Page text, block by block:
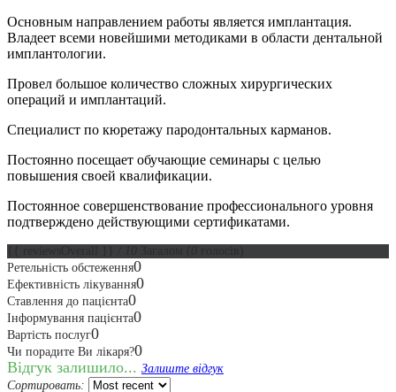
Основным направлением работы является имплантация.
Владеет всеми новейшими методиками в области дентальной
имплантологии.
Провел большое количество сложных хирургических
операций и имплантаций.
Специалист по кюретажу пародонтальных карманов.
Постоянно посещает обучающие семинары с целью
повышения своей квалификации.
Постоянное совершенствование профессионального уровня
подтверждено действующими сертификатами.
Ретельність обстеження0
Ефективність лікування0
Ставлення до пацієнта0
Інформування пацієнта0
Вартість послуг0
Чи порадите Ви лікаря?0
Відгук залишило... Залиште відгук
Сортировать: